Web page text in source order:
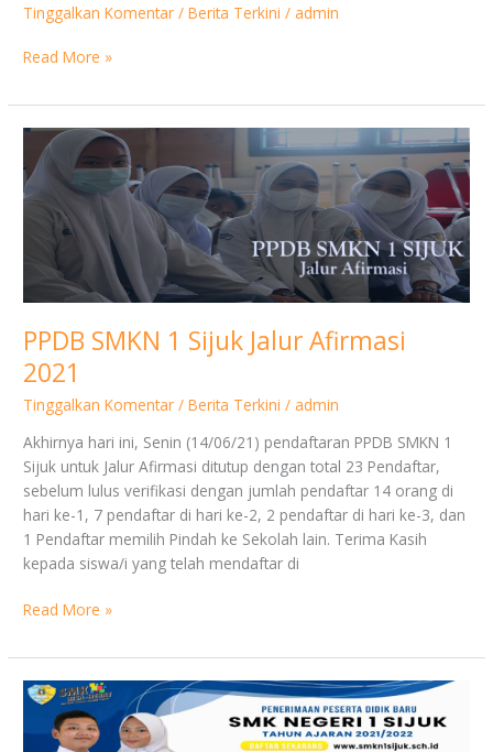
Tinggalkan Komentar /Berita Terkini / admin
Read More »
PPDB SMKN 1 Sijuk Jalur Afirmasi
2021
Tinggalkan Komentar /Berita Terkini / admin
Akhirnya hari ini, Senin (14/06/21) pendaftaran PPDB SMKN 1
Sijuk untuk Jalur Afirmasi ditutup dengan total 23 Pendaftar,
sebelum lulus verifikasi dengan jumlah pendaftar 14 orang di
hari ke-1, 7 pendaftar di hari ke-2, 2 pendaftar di hari ke-3, dan
1 Pendaftar memilih Pindah ke Sekolah lain. Terima Kasih
kepada siswa/i yang telah mendaftar di
PPDB
SMKN
1
Sijuk
Jalur
Afirmasi
2021
Read More »
PPDB
Negeri